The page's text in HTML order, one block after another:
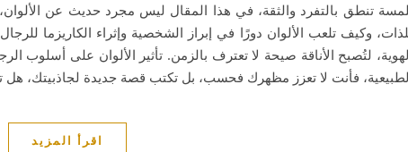
تنطق بالتفرد والثقة، في هذا المقال ليس مجرد حديث عن
وكيف تلعب الألوان دورًا في إبراز الشخصية وإثراء الكاريزما
لتُصبح الأناقة صيحة لا تعترف بالزمن. تأثير الألوان على أسلوب
فأنت لا تعزز مظهرك فحسب، بل تكتب قصة جديدة لجاذبيتك، هل
اقرأ المزيد